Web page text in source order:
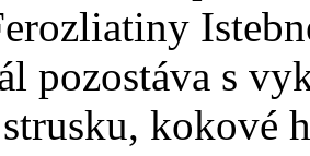
pozostáva s
kokové